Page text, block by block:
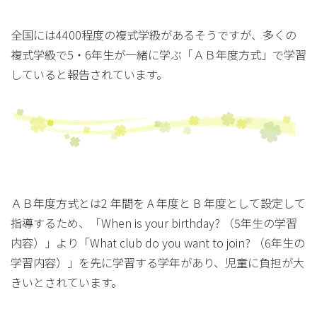
全国には4400程度の複式学級があるそうですが、多くの
複式学級で5・6年生が一緒に学ぶ「ＡＢ年度方式」で学習
していると報告されています。
ＡＢ年度方式とは2 年間を A 年度と B 年度として設定して
指導するため、「When is your birthday? （5年生の学習
内容）」より「What club do you want to join? （6年生の
学習内容）」を先に学習する学年があり、児童に負担が大
きいとされています。